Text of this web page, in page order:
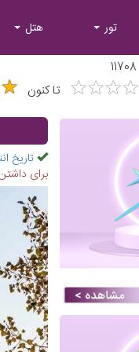
تور هتل
11708
★★★★
★★★★ تا کنون ★
★
تاریخ
برای داشتن سفری 10 روزه به قلب اروپا در این مقاله همراه